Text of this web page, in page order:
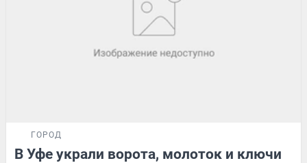
ГОРОД
В Уфе украли ворота, молоток и ключи